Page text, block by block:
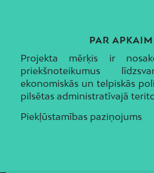
PAR
Projekta mērķis ir
priekšnoteikumus
ekonomiskās un telpiskās
pilsētas administratīvajā
Piekļūstamības paziņojums